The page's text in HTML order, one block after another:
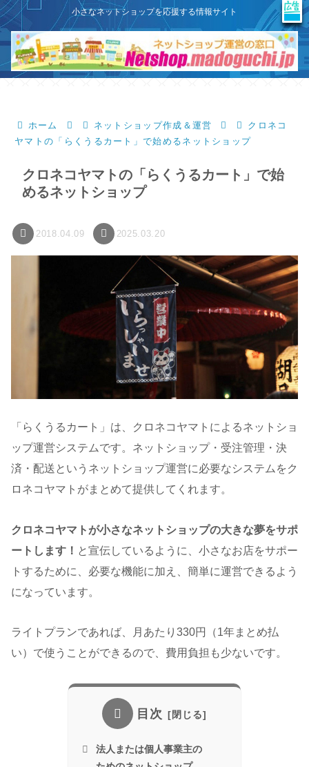
X
このサイトはプロモーションを含みます
小さなネットショップを応援する情報サイト
ホーム ネットショップ作成＆運営
クロネコ
ヤマトの「らくうるカート」で始めるネットショップ
クロネコヤマトの「らくうるカート」で始
めるネットショップ
2018.04.09 2025.03.20
「らくうるカート」は、クロネコヤマトによるネットショ
ップ運営システムです。ネットショップ・受注管理・決
済・配送というネットショップ運営に必要なシステムをク
ロネコヤマトがまとめて提供してくれます。
クロネコヤマトが小さなネットショップの大きな夢をサポ
ートします！ と宣伝しているように、小さなお店をサポー
トするために、必要な機能に加え、簡単に運営できるよう
になっています。
ライトプランであれば、月あたり330円（1年まとめ払
い）で使うことができるので、費用負担も少ないです。
目次
法人または個人事業主の